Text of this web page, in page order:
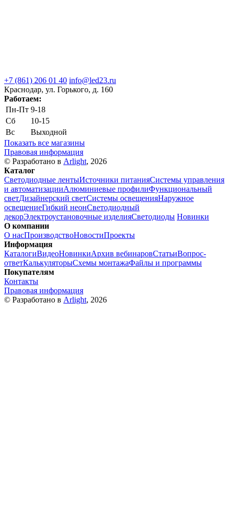
+7 (861) 206 01 40 info@led23.ru
Краснодар, ул. Горького, д. 160
Работаем:
Пн-Пт 9-18
Сб
10-15
Вс
Выходной
Показать все магазины
Правовая информация
© Разработано в Arlight, 2026
Каталог
Светодиодные лентыИсточники питанияСистемы управления
и автоматизацииАлюминиевые профилиФункциональный
светДизайнерский светСистемы освещенияНаружное
освещениеГибкий неонСветодиодный
декорЭлектроустановочные изделияСветодиоды Новинки
О компании
О насПроизводствоНовостиПроекты
Информация
КаталогиВидеоНовинкиАрхив вебинаровСтатьиВопрос-
ответКалькуляторыСхемы монтажаФайлы и программы
Покупателям
Контакты
Правовая информация
© Разработано в Arlight, 2026